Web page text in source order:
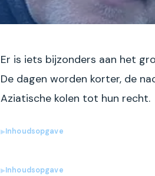
Er is iets bijzonders aan het
De dagen worden korter, de
Aziatische kolen tot hun recht.
▶Inhoudsopgave
▶Inhoudsopgave